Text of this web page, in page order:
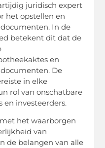
juridisch expert
het opstellen en
In de
betekent dit dat de
en
De
in elke
rol van onschatbare
en investeerders.
het waarborgen
van
de belangen van alle